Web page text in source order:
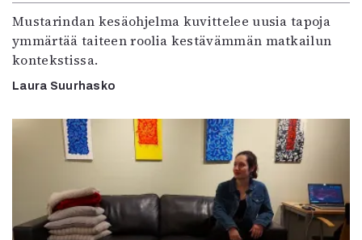
Mustarindan kesäohjelma kuvittelee uusia tapoja
ymmärtää taiteen roolia kestävämmän matkailun
kontekstissa.
Laura Suurhasko